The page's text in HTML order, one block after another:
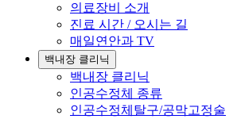
의료장비 소개
진료 시간 / 오시는 길
매일연안과 TV
백내장 클리닉
백내장 클리닉
인공수정체 종류
인공수정체탈구/공막고정술